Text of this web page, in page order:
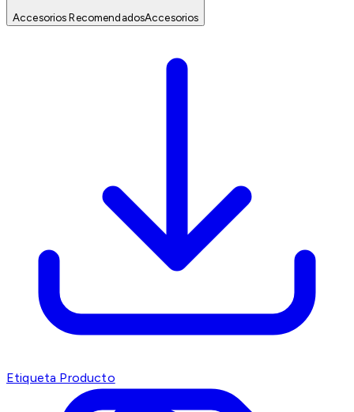
Accesorios RecomendadosAccesorios
Etiqueta Producto